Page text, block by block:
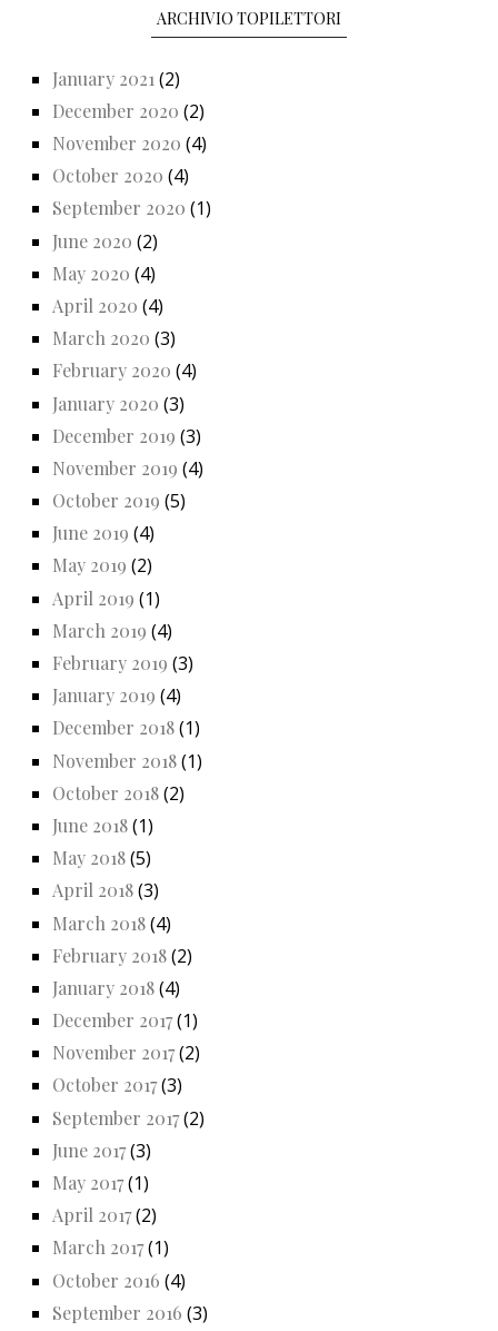
ARCHIVIO TOPILETTORI
January 2021 (2)
December 2020 (2)
November 2020 (4)
October 2020 (4)
September 2020 (1)
June 2020 (2)
May 2020 (4)
April 2020 (4)
March 2020 (3)
February 2020 (4)
January 2020 (3)
December 2019 (3)
November 2019 (4)
October 2019 (5)
June 2019 (4)
May 2019 (2)
April 2019 (1)
March 2019 (4)
February 2019 (3)
January 2019 (4)
December 2018(1)
November 2018(1)
October 2018(2)
June 2018(1)
May 2018(5)
April 2018(3)
March 2018(4)
February 2018(2)
January 2018(4)
December 2017(1)
November 2017(2)
October 2017(3)
September 2017(2)
June 2017(3)
May 2017(1)
April 2017(2)
March 2017(1)
October 2016 (4)
September 2016 (3)